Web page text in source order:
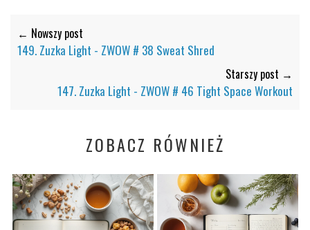
← Nowszy post
149. Zuzka Light - ZWOW # 38 Sweat Shred
Starszy post →
147. Zuzka Light - ZWOW # 46 Tight Space Workout
ZOBACZ RÓWNIEŻ